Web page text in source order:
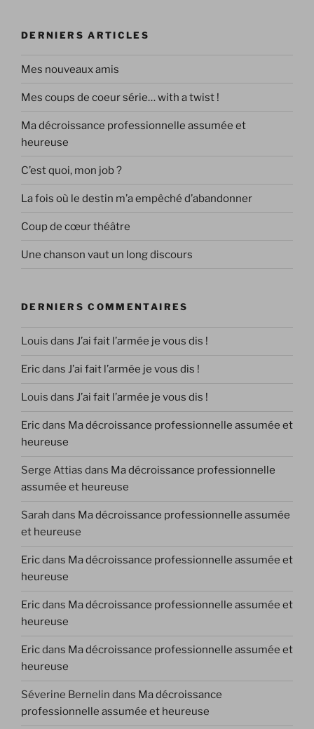
DERNIERS ARTICLES
Mes nouveaux amis
Mes coups de coeur série… with a twist !
Ma décroissance professionnelle assumée et
heureuse
C’est quoi, mon job ?
La fois où le destin m’a empêché d’abandonner
Coup de cœur théâtre
Une chanson vaut un long discours
DERNIERS COMMENTAIRES
Louis dans J’ai fait l’armée je vous dis !
Ericdans J’ai fait l’armée je vous dis !
Louis dans J’ai fait l’armée je vous dis !
Ericdans Ma décroissance professionnelle assumée et
heureuse
Serge Attias dans Ma décroissance professionnelle
assumée et heureuse
Sarah dans Ma décroissance professionnelle assumée
et heureuse
Ericdans Ma décroissance professionnelle assumée et
heureuse
Ericdans Ma décroissance professionnelle assumée et
heureuse
Ericdans Ma décroissance professionnelle assumée et
heureuse
Séverine Bernelin dans Ma décroissance
professionnelle assumée et heureuse